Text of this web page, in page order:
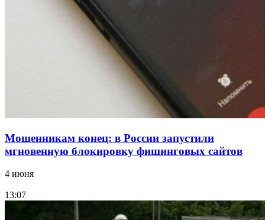
Фестиваль #ТриЧетыре в Волгограде пройдёт
11–13 сентября в рамках Года единства народов
Мошенникам конец: в России запустили
мгновенную блокировку фишинговых сайтов
4 июня
13:07